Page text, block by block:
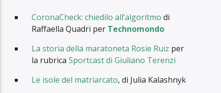
CoronaCheck: chiedilo all’algoritmo di
Raffaella Quadri per Technomondo
La storia della maratoneta Rosie Ruiz per
la rubrica Sportcast di Giuliano Terenzi
Le isole del matriarcato, di Julia Kalashnyk